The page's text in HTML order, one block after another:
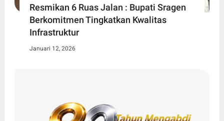
Resmikan 6 Ruas Jalan : Bupati Sragen
Berkomitmen Tingkatkan Kwalitas
Infrastruktur
Januari 12, 2026